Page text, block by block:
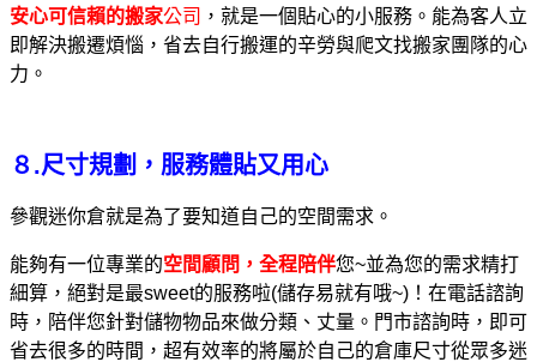
安心可信賴的搬家公司 ，就是一個貼心的小服務。能為客人立
即解決搬遷煩惱，省去自行搬運的辛勞與爬文找搬家團隊的心
力。
８.尺寸規劃，服務體貼又用心
參觀迷你倉就是為了要知道自己的空間需求。
能夠有一位專業的空間顧問，全程陪伴您~並為您的需求精打
細算，絕對是最sweet的服務啦(儲存易就有哦~)！在電話諮詢
時，陪伴您針對儲物物品來做分類、丈量。門市諮詢時，即可
省去很多的時間，超有效率的將屬於自己的倉庫尺寸從眾多迷